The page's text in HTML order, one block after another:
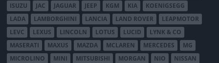
ISUZU
JAC JAGUAR JEEP KGM KIA
KOENIGSEGG
LADA
LAMBORGHINI LANCIA LAND ROVER
LEAPMOTOR
LEVC
LEXUS LINCOLN LOTUS LUCID
LYNK & CO
MASERATI
MAXUS MAZDA MCLAREN MERCEDES
MG
MICROLINO
MINI MITSUBISHI MORGAN NIO
NISSAN